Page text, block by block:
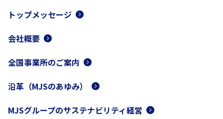
トップメッセージ
会社概要
全国事業所のご案内
沿革（MJSのあゆみ）
MJSグループのサステナビリティ経営